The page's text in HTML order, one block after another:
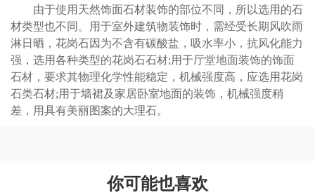
由于使用天然饰面石材装饰的部位不同，所以选用的石
材类型也不同。用于室外建筑物装饰时，需经受长期风吹雨
淋日晒，花岗石因为不含有碳酸盐，吸水率小，抗风化能力
强，选用各种类型的花岗石石材;用于厅堂地面装饰的饰面
石材，要求其物理化学性能稳定，机械强度高，应选用花岗
石类石材;用于墙裙及家居卧室地面的装饰，机械强度稍
差，用具有美丽图案的大理石。
你可能也喜欢